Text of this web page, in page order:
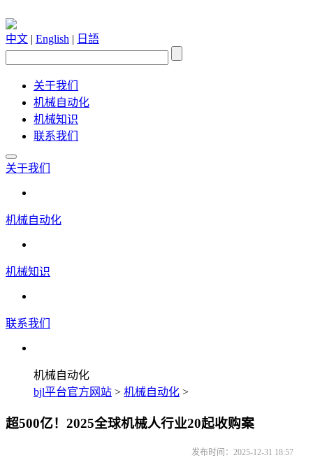
中文 | English | 日語
关于我们
机械自动化
机械知识
联系我们
关于我们
机械自动化
机械知识
联系我们
机械自动化
bjl平台官方网站 > 机械自动化 >
超500亿！2025全球机械人行业20起收购案
发布时间：2025-12-31 18:57